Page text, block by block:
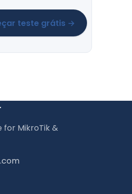
teste grátis →
for MikroTik &